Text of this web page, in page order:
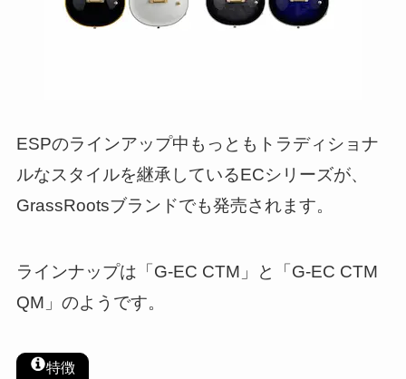
ESPのラインアップ中もっともトラディショナ
ルなスタイルを継承しているECシリーズが、
GrassRootsブランドでも発売されます。
ラインナップは「G-EC CTM」と「G-EC CTM
QM」のようです。
特徴